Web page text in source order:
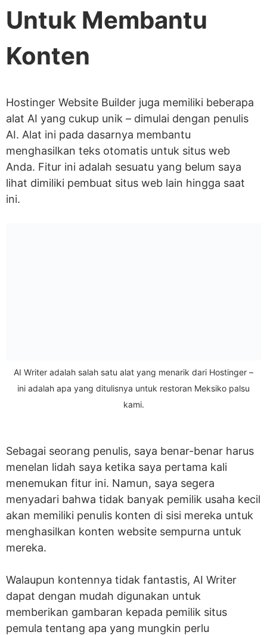
Untuk Membantu
Konten
Hostinger Website Builder juga memiliki beberapa
alat AI yang cukup unik – dimulai dengan penulis
AI. Alat ini pada dasarnya membantu
menghasilkan teks otomatis untuk situs web
Anda. Fitur ini adalah sesuatu yang belum saya
lihat dimiliki pembuat situs web lain hingga saat
ini.
AI Writer adalah salah satu alat yang menarik dari Hostinger –
ini adalah apa yang ditulisnya untuk restoran Meksiko palsu
kami.
Sebagai seorang penulis, saya benar-benar harus
menelan lidah saya ketika saya pertama kali
menemukan fitur ini. Namun, saya segera
menyadari bahwa tidak banyak pemilik usaha kecil
akan memiliki penulis konten di sisi mereka untuk
menghasilkan konten website sempurna untuk
mereka.
Walaupun kontennya tidak fantastis, AI Writer
dapat dengan mudah digunakan untuk
memberikan gambaran kepada pemilik situs
pemula tentang apa yang mungkin perlu